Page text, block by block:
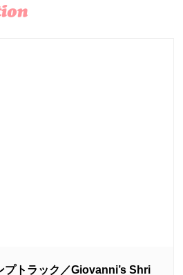
プトラック／Giovanni’s Shri